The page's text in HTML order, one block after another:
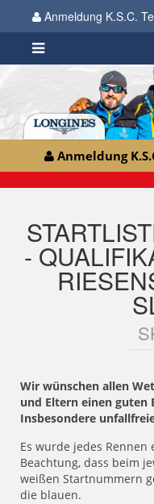
Anmeldung K.S.C.
Anmeldung
-
Wir wünschen allen
und Eltern einen guten
Insbesondere
Es wurde jedes
Beachtung, dass beim
weißen Startnummern
die blauen.